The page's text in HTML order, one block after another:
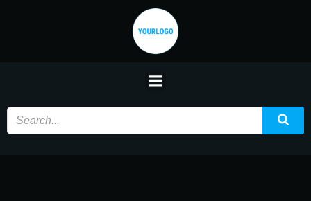
Saltar
contenido